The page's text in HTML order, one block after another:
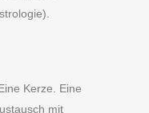
Kerze. Eine
mit